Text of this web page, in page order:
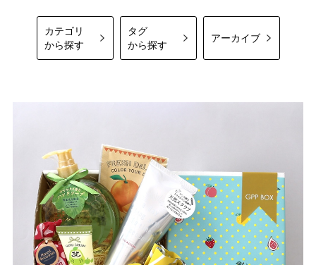
カテゴリ
から探す
タグ
から探す
アーカイブ